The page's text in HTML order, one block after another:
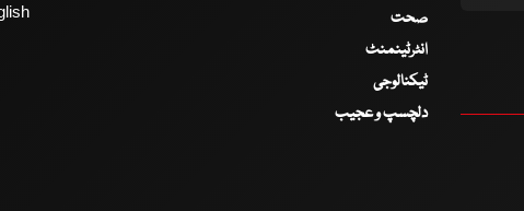
صحت
انٹرٹینمنٹ
ٹیکنالوجی
دلچسپ و عجیب